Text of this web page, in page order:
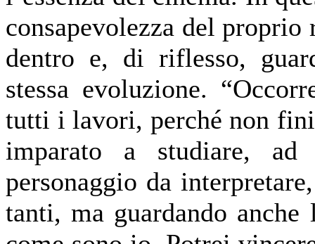
consapevolezza del
dentro e, di riflesso,
stessa evoluzione.
tutti i lavori, perché non
imparato a studiare, ad
personaggio da
tanti, ma guardando